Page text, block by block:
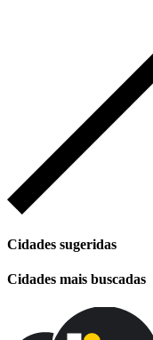
Cidades sugeridas
Cidades mais buscadas